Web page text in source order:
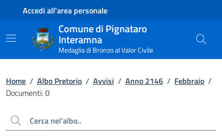
Contenuto principale
Piede di paginaAccedi all'area personale
Comune di Pignataro
Interamna
Medaglia di Bronzo al Valor Civile
Home / Albo Pretorio / Avvisi / Anno 2146 / Febbraio /
Documenti: 0
Cerca